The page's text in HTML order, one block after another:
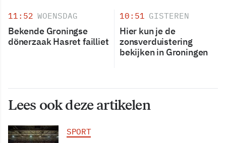
11:52 WOENSDAG
Bekende Groningse
dönerzaak Hasret failliet
10:51 GISTEREN
Hier kun je de
zonsverduistering
bekijken in Groningen
Lees ook deze artikelen
SPORT